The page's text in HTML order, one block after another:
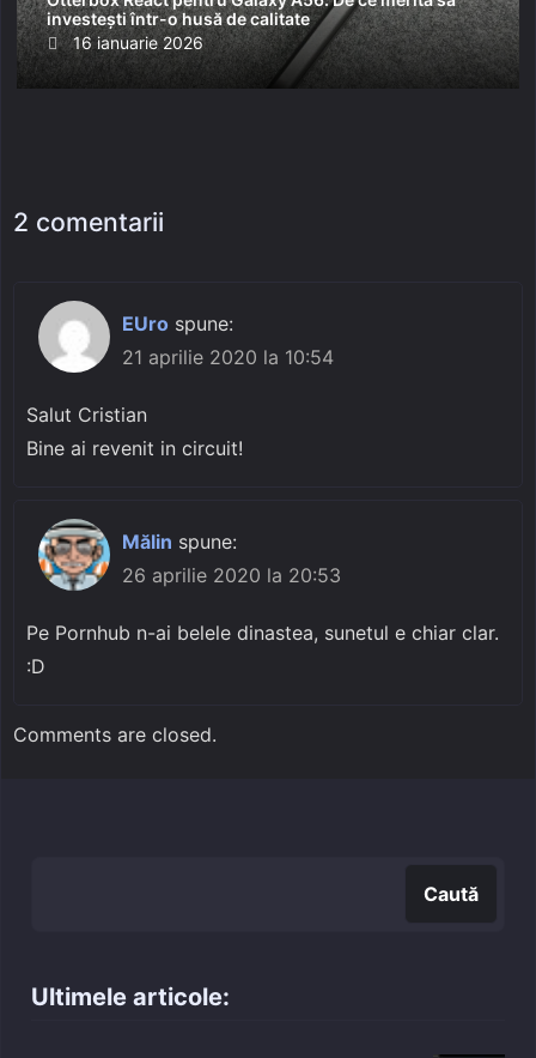
investești într-o husă de calitate
Posted
on
16 ianuarie 2026
2 comentarii
EUro spune:
21 aprilie 2020 la 10:54
Salut Cristian
Bine ai revenit in circuit!
Mălin spune:
26 aprilie 2020 la 20:53
Pe Pornhub n-ai belele dinastea, sunetul e chiar clar.
:D
Comments are closed.
Caută
Ultimele articole: